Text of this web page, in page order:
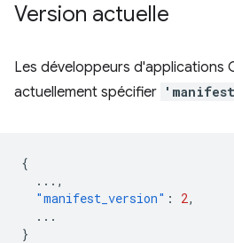
Version actuelle
Les développeurs d'applications
actuellement spécifier
{
... ,
"manifest_version" : 2,
...
}